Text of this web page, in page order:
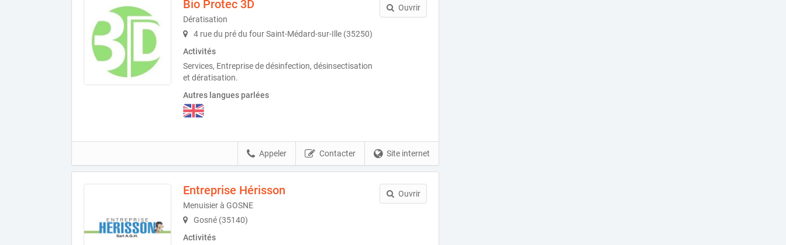
Bio Protec 3D
Dératisation
4 rue du pré du four Saint-Médard-sur-Ille (35250)
Activités
Services, Entreprise de désinfection, désinsectisation
et dératisation.
Autres langues parlées
Ouvrir
Site internet
Contacter
Appeler
Entreprise Hérisson
Menuisier à GOSNE
Gosné (35140)
Activités
Ouvrir